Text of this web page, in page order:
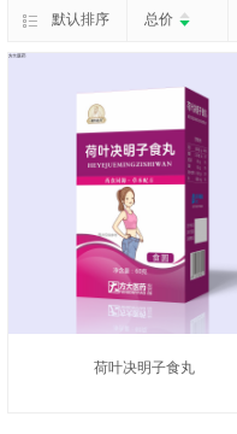
默认排序 总价
荷叶决明子食丸